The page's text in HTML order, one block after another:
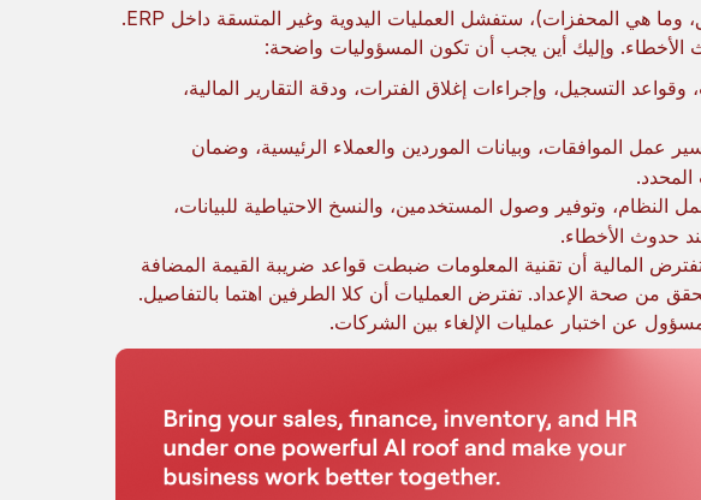
بدون قواعد واضحة (من يدخل البيانات، ومن يوافق، وما هي المحفزات)، ستفشل العمليات اليدوية وغير المتسقة داخل ERP.
الأخطاء. وإليك أين يجب أن تكون المسؤوليات واضحة:
التسجيل، وإجراءات إغلاق الفترات، ودقة التقارير المالية،
عمل الموافقات، وبيانات الموردين والعملاء الرئيسية، وضمان
النظام، وتوفير وصول المستخدمين، والنسخ الاحتياطية للبيانات،
حدوث الأخطاء.
المالية أن تقنية المعلومات ضبطت قواعد ضريبة القيمة المضافة
من صحة الإعداد. تفترض العمليات أن كلا الطرفين اهتما بالتفاصيل.
عن اختبار عمليات الإلغاء بين الشركات.